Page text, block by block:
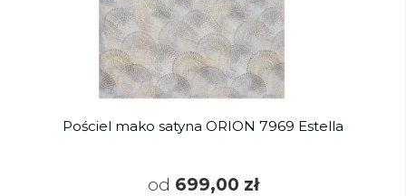
Pościel mako satyna ORION 7969 Estella
od 699,00 zł